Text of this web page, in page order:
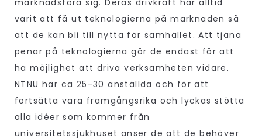
marknadsföra sig. Deras drivkraft har alltid
varit att få ut teknologierna på marknaden så
att de kan bli till nytta för samhället. Att tjäna
penar på teknologierna gör de endast för att
ha möjlighet att driva verksamheten vidare.
NTNU har ca 25-30 anställda och för att
fortsätta vara framgångsrika och lyckas stötta
alla idéer som kommer från
universitetssjukhuset anser de att de behöver